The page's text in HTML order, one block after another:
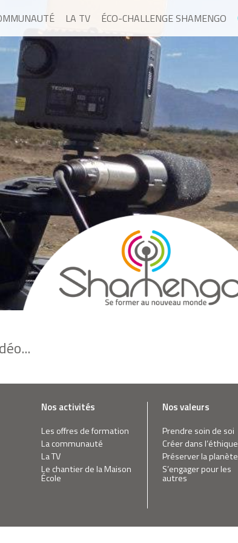
LA TV ÉCO-CHALLENGE SHAMENGO
Nos activités
Les offres de formation
La communauté
La TV
Le chantier de la Maison
École
Nos valeurs
Prendre soin de soi
Créer dans l’éthique
Préserver la planète
S’engager pour les
autres